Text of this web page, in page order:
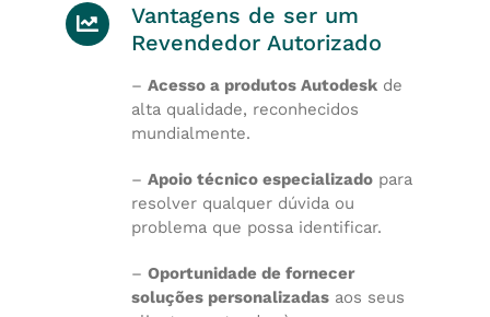
Vantagens de ser um
Revendedor Autorizado
– Acesso a produtos Autodesk de
alta qualidade, reconhecidos
mundialmente.
– Apoio técnico especializado para
resolver qualquer dúvida ou
problema que possa identificar.
– Oportunidade de fornecer
soluções personalizadas aos seus